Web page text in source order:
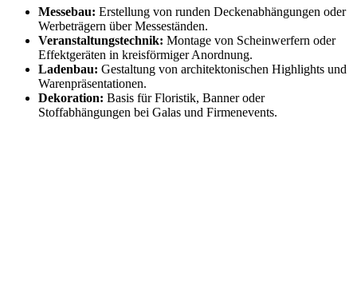
Messebau: Erstellung von runden Deckenabhängungen oder
Werbeträgern über Messeständen.
Veranstaltungstechnik: Montage von Scheinwerfern oder
Effektgeräten in kreisförmiger Anordnung.
Ladenbau: Gestaltung von architektonischen Highlights und
Warenpräsentationen.
Dekoration: Basis für Floristik, Banner oder
Stoffabhängungen bei Galas und Firmenevents.